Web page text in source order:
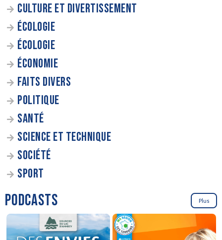
CULTURE ET DIVERTISSEMENT
ÉCOLOGIE
ÉCOLOGIE
ÉCONOMIE
FAITS DIVERS
POLITIQUE
SANTÉ
SCIENCE ET TECHNIQUE
SOCIÉTÉ
SPORT
PODCASTS Plus